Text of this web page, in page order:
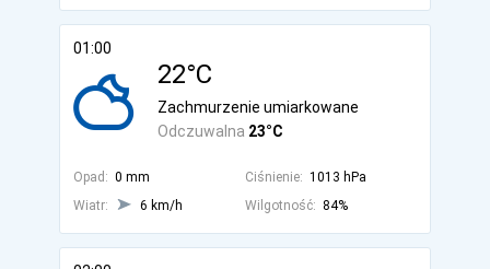
01:00
22°C
Odczuwalna 23°C
Zachmurzenie umiarkowane
Opad: 0 mm Ciśnienie: 1013 hPa
Wiatr:
6 km/h Wilgotność: 84%